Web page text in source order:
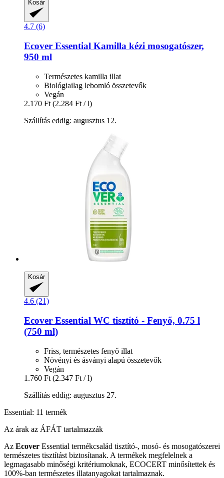
Kosár
4.7 (6)
Ecover Essential Kamilla kézi mosogatószer,
950 ml
Természetes kamilla illat
Biológiailag lebomló összetevők
Vegán
2.170 Ft (2.284 Ft / l)
Szállítás eddig: augusztus 12.
Kosár
4.6 (21)
Ecover Essential WC tisztító -​ Fenyő, 0.75 l
(750 ml)
Friss, természetes fenyő illat
Növényi és ásványi alapú összetevők
Vegán
1.760 Ft (2.347 Ft / l)
Szállítás eddig: augusztus 27.
Essential: 11 termék
Az árak az ÁFÁT tartalmazzák
Az Ecover Essential termékcsalád tisztító-, mosó- és mosogatószerei
természetes tisztítást biztosítanak. A termékek megfelelnek a
legmagasabb minőségi kritériumoknak, ECOCERT minősítettek és
100%-ban természetes illatanyagokat tartalmaznak.